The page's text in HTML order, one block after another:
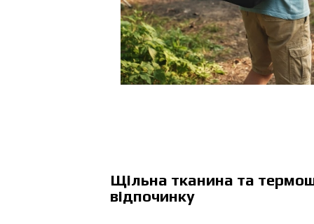
Щільна тканина та
відпочинку